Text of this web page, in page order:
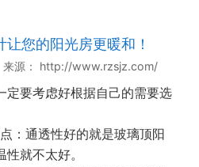
您的阳光房更暖和！
源： http://www.rzsjz.com/
要考虑好根据自己的需要选
通透性好的就是玻璃顶阳
就不太好。